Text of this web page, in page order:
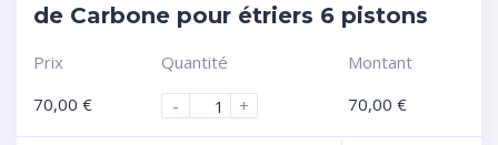
de Carbone pour étriers 6 pistons
Prix
70,00 €
Quantité
-
+
Montant
70,00 €